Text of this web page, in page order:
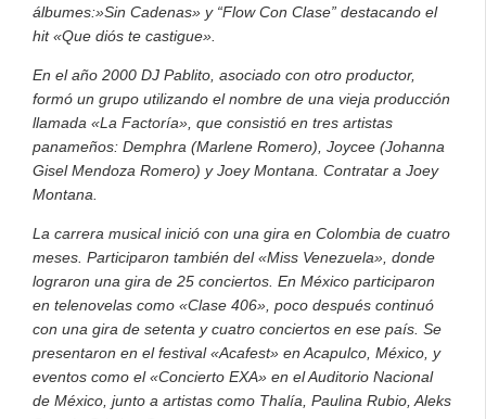
álbumes:»Sin Cadenas» y “Flow Con Clase” destacando el
hit «Que diós te castigue».
En el año 2000 DJ Pablito, asociado con otro productor,
formó un grupo utilizando el nombre de una vieja producción
llamada «La Factoría», que consistió en tres artistas
panameños: Demphra (Marlene Romero), Joycee (Johanna
Gisel Mendoza Romero) y Joey Montana. Contratar a Joey
Montana.
La carrera musical inició con una gira en Colombia de cuatro
meses. Participaron también del «Miss Venezuela», donde
lograron una gira de 25 conciertos. En México participaron
en telenovelas como «Clase 406», poco después continuó
con una gira de setenta y cuatro conciertos en ese país. Se
presentaron en el festival «Acafest» en Acapulco, México, y
eventos como el «Concierto EXA» en el Auditorio Nacional
de México, junto a artistas como Thalía, Paulina Rubio, Aleks